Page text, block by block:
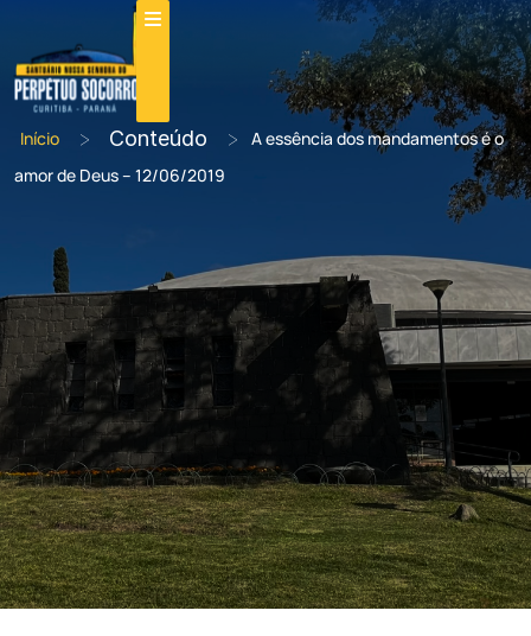
Início > Conteúdo >
A essência dos mandamentos é o
amor de Deus – 12/06/2019